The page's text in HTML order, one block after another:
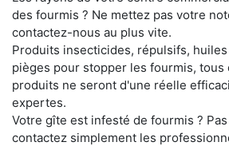
des fourmis ? Ne mettez pas votre
contactez-nous au plus vite.
Produits insecticides, répulsifs,
pièges pour stopper les fourmis, tous
produits ne seront d'une réelle
expertes.
Votre gîte est infesté de fourmis ?
contactez simplement les